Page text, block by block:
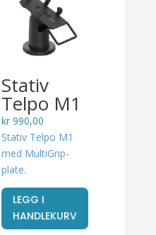
Stativ
Telpo M1
kr 990,00
Stativ Telpo M1
med MultiGrip-
plate.
LEGG I
HANDLEKURV